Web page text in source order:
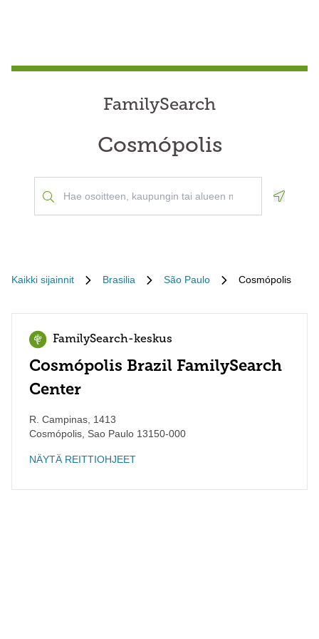
FamilySearch
Cosmópolis
Kaikki sijainnit Brasilia São Paulo Cosmópolis
FamilySearch-keskus
Cosmópolis Brazil FamilySearch
Center
R. Campinas, 1413
Cosmópolis Sao Paulo 13150-000
NÄYTÄ REITTIOHJEET